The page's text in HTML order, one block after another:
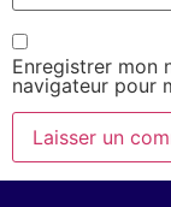
Enregistrer mon
navigateur pour